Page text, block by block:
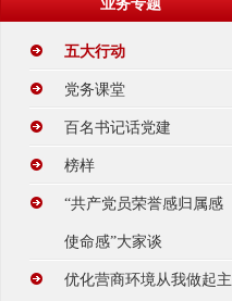
业务专题
五大行动
党务课堂
百名书记话党建
榜样
“共产党员荣誉感归属感
使命感”大家谈
优化营商环境从我做起主